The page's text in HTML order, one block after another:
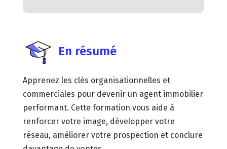
En résumé
Apprenez les clés organisationnelles et
commerciales pour devenir un agent immobilier
performant. Cette formation vous aide à
renforcer votre image, développer votre
réseau, améliorer votre prospection et conclure